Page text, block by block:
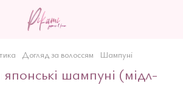
Догляд за волоссям Шампуні
японські шампуні (мідл-